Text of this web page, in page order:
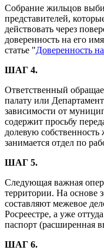
Собрание жильцов
представителей,
действовать через
доверенность на его
статье "Доверенность
ШАГ 4.
Ответственный
палату или
зависимости от
содержит просьбу
долевую
занимается отдел по
ШАГ 5.
Следующая важная
территории. На основе
составляют межевое
Росреестре, а уже
паспорт (расширенная
ШАГ 6.